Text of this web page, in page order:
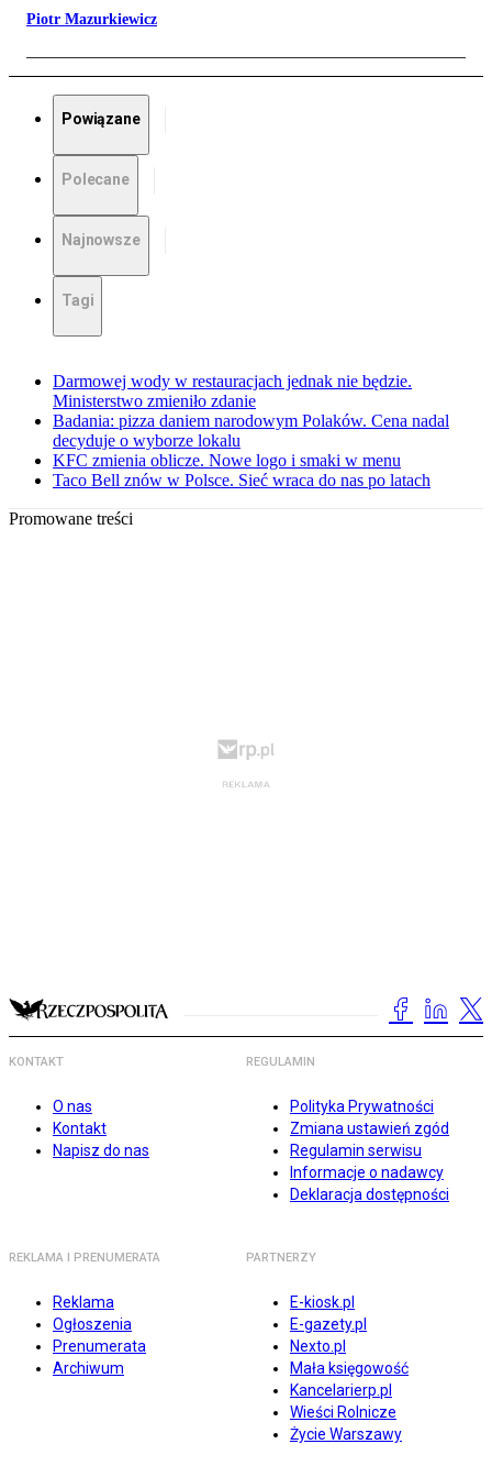
Piotr Mazurkiewicz
Powiązane
Polecane
Najnowsze
Tagi
Darmowej wody w restauracjach jednak nie będzie.
Ministerstwo zmieniło zdanie
Badania: pizza daniem narodowym Polaków. Cena nadal
decyduje o wyborze lokalu
KFC zmienia oblicze. Nowe logo i smaki w menu
Taco Bell znów w Polsce. Sieć wraca do nas po latach
Promowane treści
KONTAKT
O nas
Kontakt
Napisz do nas
REGULAMIN
Polityka Prywatności
Zmiana ustawień zgód
Regulamin serwisu
Informacje o nadawcy
Deklaracja dostępności
REKLAMA I PRENUMERATA
Reklama
Ogłoszenia
Prenumerata
Archiwum
PARTNERZY
E-kiosk.pl
E-gazety.pl
Nexto.pl
Mała księgowość
Kancelarierp.pl
Wieści Rolnicze
Życie Warszawy